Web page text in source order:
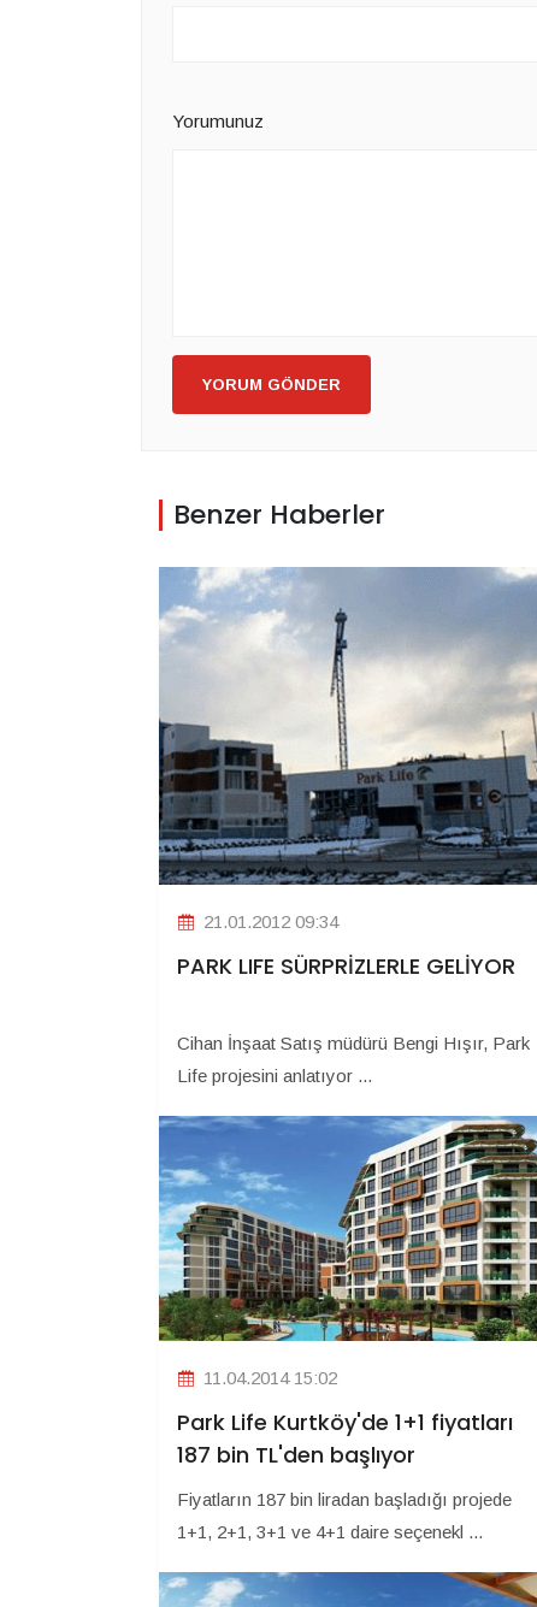
Yorumunuz
YORUM GÖNDER
Benzer Haberler
21.01.2012 09:34
PARK LIFE SÜRPRİZLERLE GELİYOR
Cihan İnşaat Satış müdürü Bengi Hışır, Park
Life projesini anlatıyor ...
11.04.2014 15:02
Park Life Kurtköy'de 1+1 fiyatları
187 bin TL'den başlıyor
Fiyatların 187 bin liradan başladığı projede
1+1, 2+1, 3+1 ve 4+1 daire seçenekl ...